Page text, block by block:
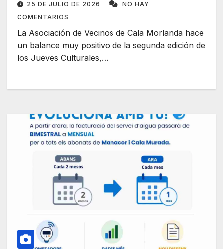
25 DE JULIO DE 2026
NO HAY
COMENTARIOS
La Asociación de Vecinos de Cala Morlanda hace
un balance muy positivo de la segunda edición de
los Jueves Culturales,…